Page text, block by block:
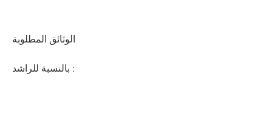
الوثائق المطلوبة
بالنسبة للراشد :